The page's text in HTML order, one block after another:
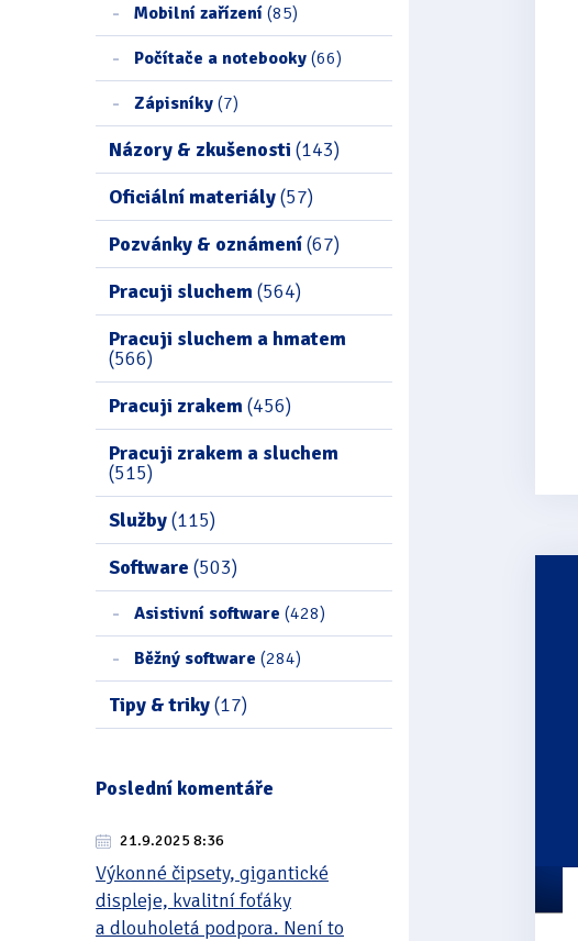
Mobilní zařízení (85)
Počítače a notebooky (66)
Zápisníky (7)
Názory & zkušenosti (143)
Oficiální materiály(57)
Pozvánky & oznámení(67)
Pracuji sluchem(564)
Pracuji sluchem a hmatem
(566)
Pracuji zrakem(456)
Pracuji zrakem a sluchem
(515)
Služby(115)
Software (503)
Asistivní software (428)
Běžný software (284)
Tipy & triky(17)
Poslední komentáře
21.9.2025 8:36
Výkonné čipsety, gigantické
displeje, kvalitní foťáky
a dlouholetá podpora. Není to